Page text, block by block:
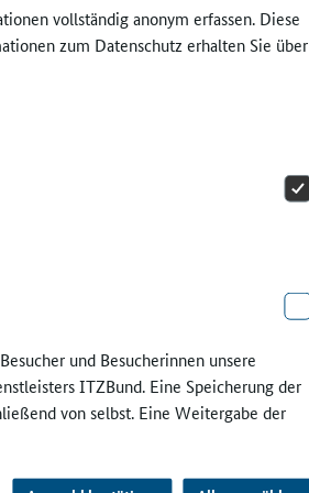
vollständig anonym erfassen. Diese
zum Datenschutz erhalten Sie über
und Besucherinnen unsere
ITZBund. Eine Speicherung der
von selbst. Eine Weitergabe der
die
und
Rheinland-Pfalz